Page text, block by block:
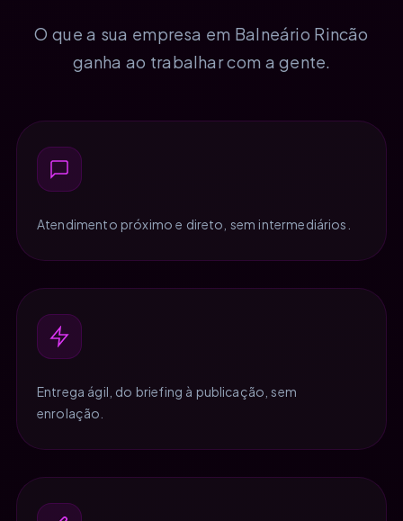
O que a sua empresa em Balneário Rincão
ganha ao trabalhar com a gente.
Atendimento próximo e direto, sem intermediários.
Entrega ágil, do briefing à publicação, sem
enrolação.